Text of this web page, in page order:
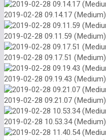
2019-02-28 09.14.17 (Medium)
2019-02-28 09.11.59 (Medium)
2019-02-28 09.17.51 (Medium)
2019-02-28 09.19.43 (Medium)
2019-02-28 09.21.07 (Medium)
2019-02-28 10.53.34 (Medium)